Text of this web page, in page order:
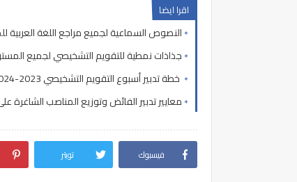
اقرا ايضا
النصوص السماعية لجميع مراجع اللغة العربية
جذاذات نمطية للتقويم التشخيصي لجميع
خطة تدبير أسبوع التقويم التشخيصي 2023-2024
معايير تدبير الفائض وتوزيع المناصب الشاغرة
فيسبوك تويتر